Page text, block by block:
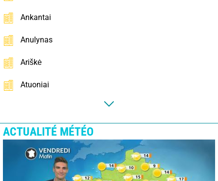
Ankantai
Anulynas
Ariškė
Atuoniai
ACTUALITÉ MÉTÉO